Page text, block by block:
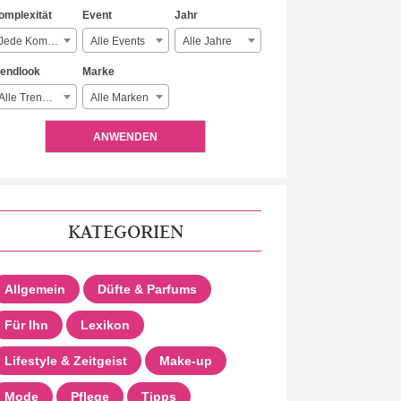
Jede Komplexität
Event
Alle Events
Jahr
Alle Jahre
Alle Trendlooks
Marke
Alle Marken
ANWENDEN
KATEGORIEN
Allgemein Düfte & Parfums
Für Ihn Lexikon
Lifestyle & Zeitgeist Make-up
Mode Pflege Tipps